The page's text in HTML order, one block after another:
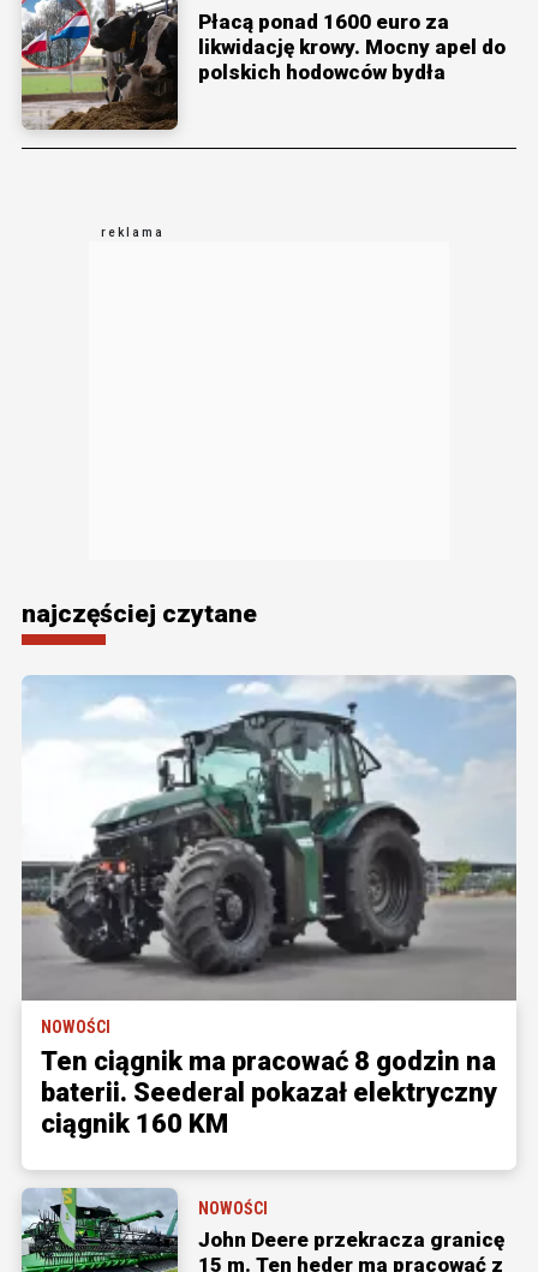
Płacą ponad 1600 euro za
likwidację krowy. Mocny apel do
polskich hodowców bydła
najczęściej czytane
NOWOŚCI
Ten ciągnik ma pracować 8 godzin na
baterii. Seederal pokazał elektryczny
ciągnik 160 KM
NOWOŚCI
John Deere przekracza granicę
15 m. Ten heder ma pracować z